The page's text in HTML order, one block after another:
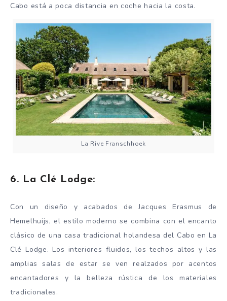
Cabo está a poca distancia en coche hacia la costa.
La Rive Franschhoek
6. La Clé Lodge:
Con un diseño y acabados de Jacques Erasmus de
Hemelhuijs, el estilo moderno se combina con el encanto
clásico de una casa tradicional holandesa del Cabo en La
Clé Lodge. Los interiores fluidos, los techos altos y las
amplias salas de estar se ven realzados por acentos
encantadores y la belleza rústica de los materiales
tradicionales.